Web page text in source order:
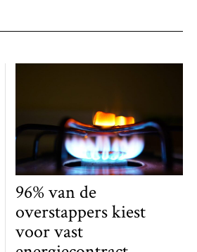
96% van de
overstappers kiest
voor vast